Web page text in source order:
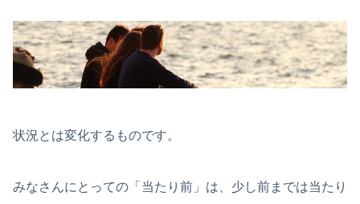
状況とは変化するものです。
みなさんにとっての「当たり前」は、少し前までは当たり